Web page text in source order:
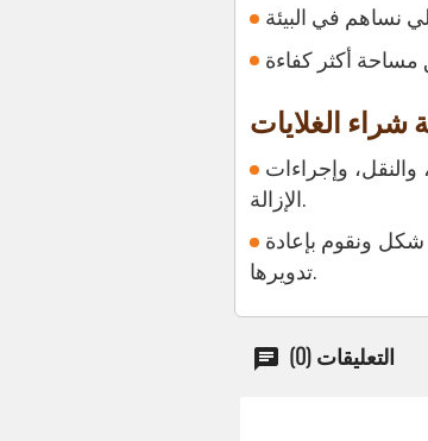
شراء الغلايات
وإجراءات
الإزالة.
شكل ونقوم بإعادة
تدويرها.
التعليقات (0)